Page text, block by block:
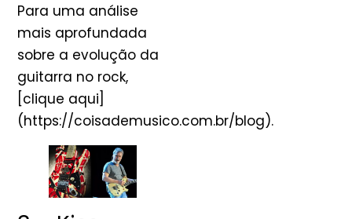
Para uma análise
mais aprofundada
sobre a evolução da
guitarra no rock,
[clique aqui]
(https://coisademusico.com.br/blog).